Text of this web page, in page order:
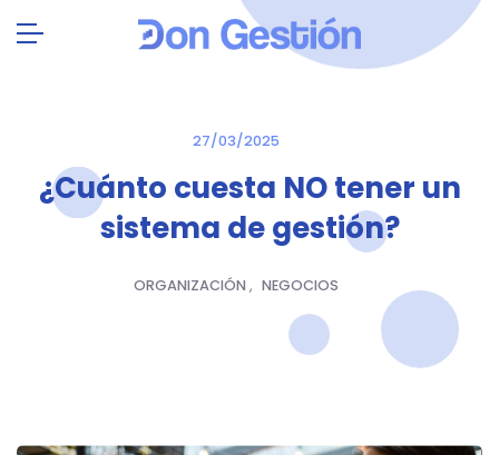
27/03/2025
¿Cuánto cuesta NO tener un
sistema de gestión?
ORGANIZACIÓN , NEGOCIOS